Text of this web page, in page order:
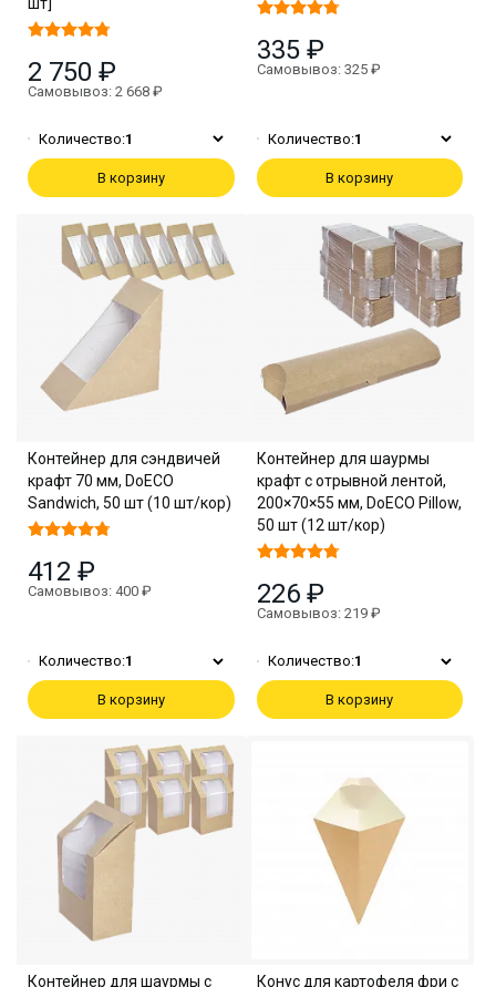
2 750 ₽
Самовывоз: 2 668 ₽
Количество:1
В корзину
335 ₽
Самовывоз: 325 ₽
Количество:1
В корзину
Контейнер для сэндвичей
крафт 70 мм, DoECO
Sandwich, 50 шт (10 шт/кор)
412 ₽
Самовывоз: 400 ₽
Количество:1
В корзину
Контейнер для шаурмы
крафт с отрывной лентой,
200×70×55 мм, DoECO Pillow,
50 шт (12 шт/кор)
226 ₽
Самовывоз: 219 ₽
Количество:1
В корзину
Контейнер для шаурмы с Конус для картофеля фри с